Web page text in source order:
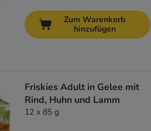
Zum Warenkorb
hinzufügen
Friskies Adult in Gelee mit
Rind, Huhn und Lamm
12 x 85 g